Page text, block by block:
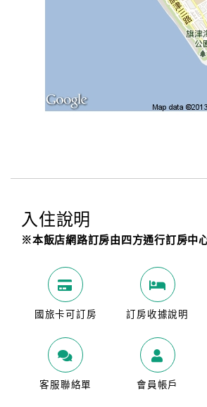
入住說明
※本飯店網路訂房由四方通行訂房中
國旅卡可訂房 訂房收據說明
客服聯絡單 會員帳戶